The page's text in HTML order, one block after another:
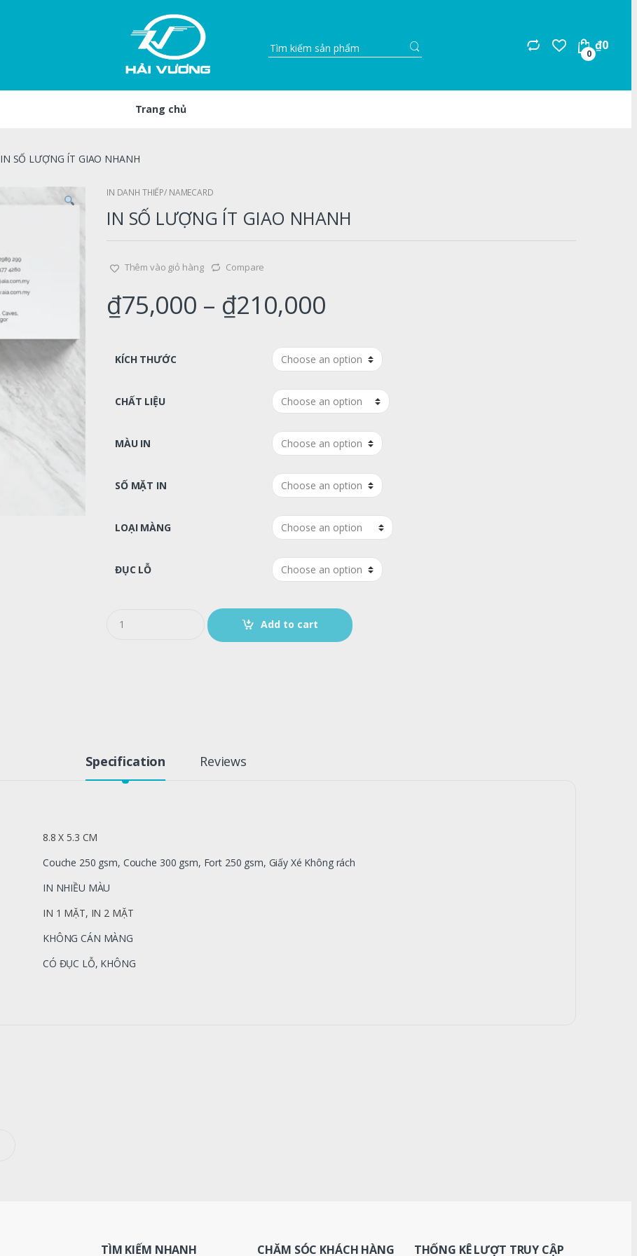
for:
0
₫0
Trang chủ
IN SỐ LƯỢNG ÍT GIAO NHANH
IN DANH THIẾP/ NAMECARD
IN SỐ LƯỢNG ÍT GIAO NHANH
Thêm vào giỏ hàng Compare
₫75,000 – ₫210,000
KÍCH THƯỚC
CHẤT LIỆU
MÀU IN
SỐ MẶT IN
LOẠI MÀNG
ĐỤC LỖ
Add to cart
Specification Reviews
8.8 X 5.3 CM
Couche 250 gsm, Couche 300 gsm, Fort 250 gsm, Giấy Xé Không rách
IN NHIỀU MÀU
IN 1 MẶT, IN 2 MẶT
KHÔNG CÁN MÀNG
CÓ ĐỤC LỖ, KHÔNG
TÌM KIẾM NHANH CHĂM SÓC KHÁCH HÀNG THỐNG KÊ LƯỢT TRUY CẬP